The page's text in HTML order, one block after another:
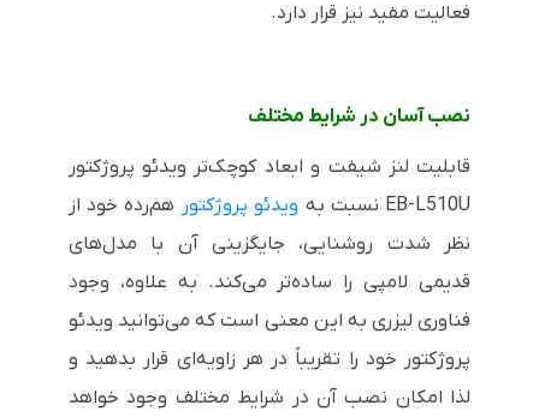
فعالیت مفید نیز قرار دارد.
نصب آسان در شرایط مختلف
قابلیت لنز شیفت و ابعاد کوچک‌تر ویدئو پروژکتور
EB-L510U نسبت به ویدئو پروژکتور هم‌رده خود از
نظر شدت روشنایی، جایگزینی آن با مدل‌های
قدیمی لامپی را ساده‌تر می‌کند. به علاوه، وجود
فناوری لیزری به این معنی است که می‌توانید ویدئو
پروژکتور خود را تقریباً در هر زاویه‌ای قرار بدهید و
لذا امکان نصب آن در شرایط مختلف وجود خواهد